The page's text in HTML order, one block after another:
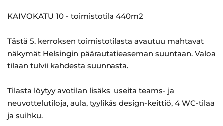
KAIVOKATU 10 - toimistotila 440m2
Tästä 5. kerroksen toimistotilasta avautuu mahtavat
näkymät Helsingin päärautatieaseman suuntaan. Valoa
tilaan tulvii kahdesta suunnasta.
Tilasta löytyy avotilan lisäksi useita teams- ja
neuvottelutiloja, aula, tyylikäs design-keittiö, 4 WC-tilaa
ja suihku.